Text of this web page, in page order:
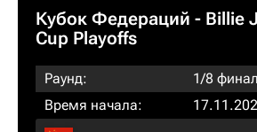
Кубок Федераций - Billie
Cup Playoffs
Раунд:
1/8
Время начала: